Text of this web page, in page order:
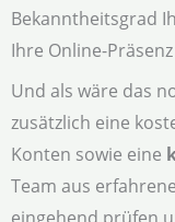
Bekanntheitsgrad
Ihre Online-
Und als wäre das
zusätzlich eine
Konten sowie eine
Team aus